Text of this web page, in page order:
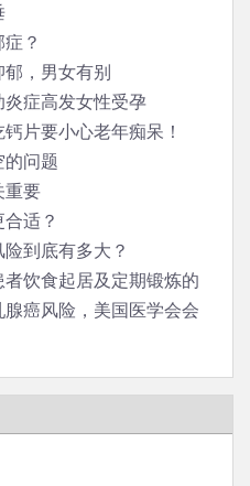
？
，男女有别
症高发女性受孕
片要小心老年痴呆！
问题
重要
适？
到底有多大？
饮食起居及定期锻炼的
吗？
癌风险，美国医学会会